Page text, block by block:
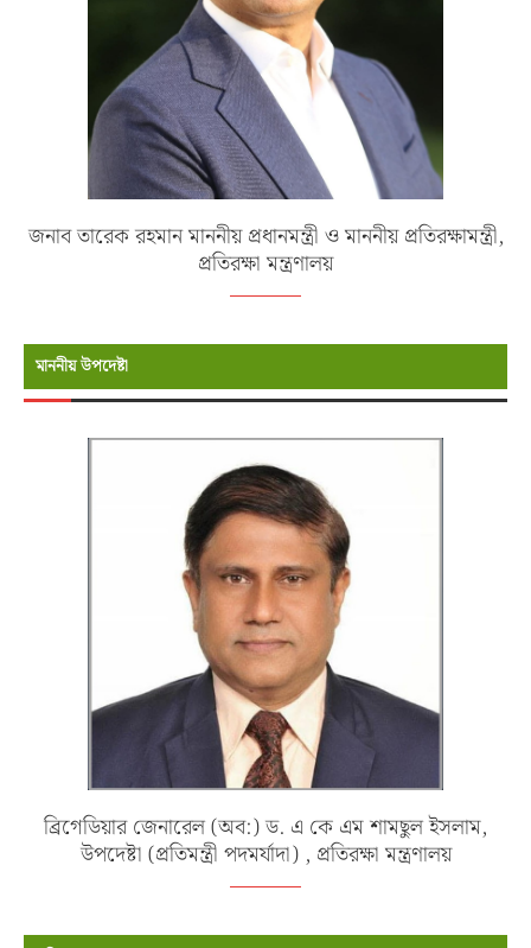
জনাব তারেক রহমান মাননীয় প্রধানমন্ত্রী ও মাননীয় প্রতিরক্ষামন্ত্রী,
প্রতিরক্ষা মন্ত্রণালয়
মাননীয় উপদেষ্টা
ব্রিগেডিয়ার জেনারেল (অব:) ড. এ কে এম শামছুল ইসলাম,
উপদেষ্টা (প্রতিমন্ত্রী পদমর্যাদা) , প্রতিরক্ষা মন্ত্রণালয়